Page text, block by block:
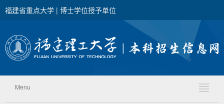
福建省重点大学 | 博士学位授予单位
Menu